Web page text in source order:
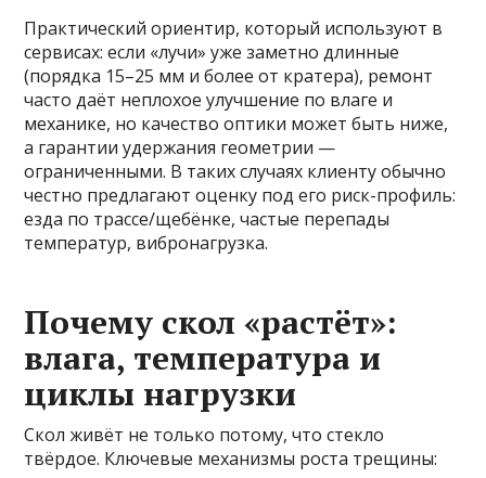
Практический ориентир, который используют в
сервисах: если «лучи» уже заметно длинные
(порядка 15–25 мм и более от кратера), ремонт
часто даёт неплохое улучшение по влаге и
механике, но качество оптики может быть ниже,
а гарантии удержания геометрии —
ограниченными. В таких случаях клиенту обычно
честно предлагают оценку под его риск-профиль:
езда по трассе/щебёнке, частые перепады
температур, вибронагрузка.
Почему скол «растёт»:
влага, температура и
циклы нагрузки
Скол живёт не только потому, что стекло
твёрдое. Ключевые механизмы роста трещины: